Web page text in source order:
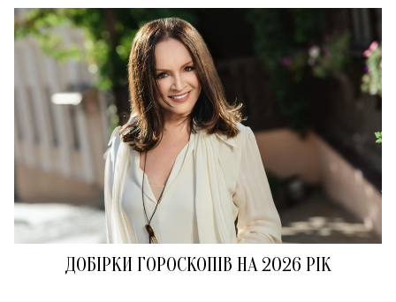
ДОБІРКИ ГОРОСКОПІВ НА 2026 РІК